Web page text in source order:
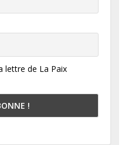
lettre de La Paix